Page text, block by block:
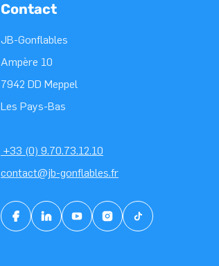
Contact
JB-Gonflables
Ampère 10
7942 DD Meppel
Les Pays-Bas
+33 (0) 9.70.73.12.10
contact@jb-gonflables.fr